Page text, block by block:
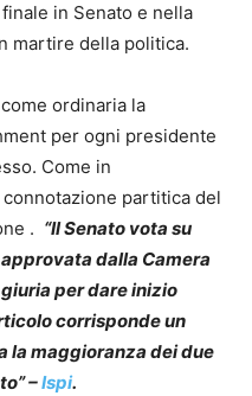
in Senato e nella
martire della politica.
ordinaria la
per ogni presidente
Come in
connotazione partitica del
. “Il Senato vota su
dalla Camera
per dare inizio
corrisponde un
la maggioranza dei due
–Ispi.